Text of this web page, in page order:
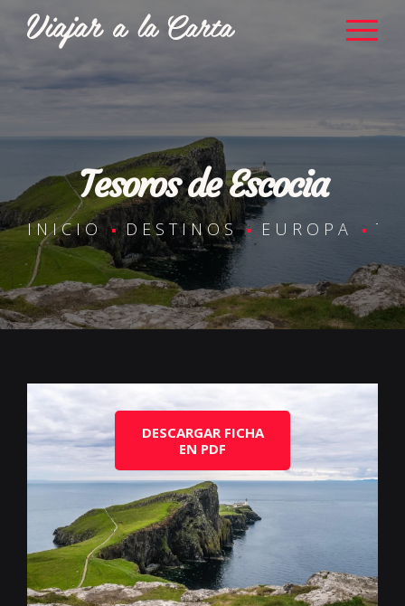
Tesoros de Escocia
INICIO DESTINOS EUROPA
DESCARGAR FICHA
EN PDF